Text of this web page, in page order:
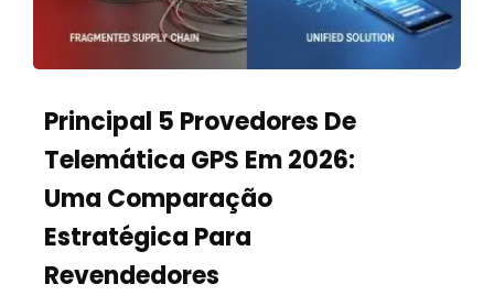
Principal 5 Provedores De
Telemática GPS Em 2026:
Uma Comparação
Estratégica Para
Revendedores